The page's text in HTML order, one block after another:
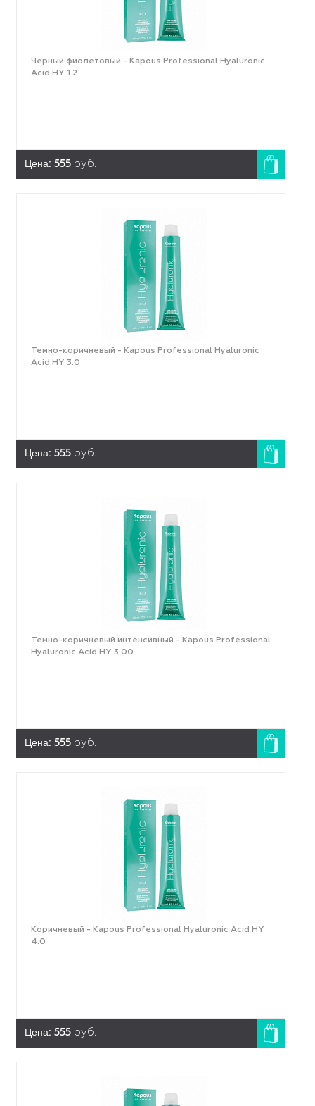
Черный фиолетовый - Kapous Professional Hyaluronic
Acid HY 1.2
Цена: 555 руб.
Темно-коричневый - Kapous Professional Hyaluronic
Acid HY 3.0
Цена: 555 руб.
Темно-коричневый интенсивный - Kapous Professional
Hyaluronic Acid HY 3.00
Цена: 555 руб.
Коричневый - Kapous Professional Hyaluronic Acid HY
4.0
Цена: 555 руб.